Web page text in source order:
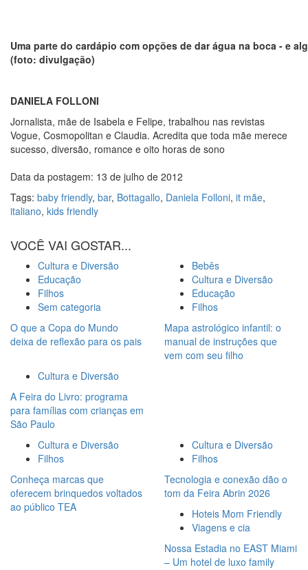
Uma parte do cardápio com opções de dar água na boca - e
(foto: divulgação)
DANIELA FOLLONI
Jornalista, mãe de Isabela e Felipe, trabalhou nas revistas
Vogue, Cosmopolitan e Claudia. Acredita que toda mãe merece
sucesso, diversão, romance e oito horas de sono
Data da postagem: 13 de julho de 2012
Tags: baby friendly, bar, Bottagallo, Daniela Folloni, it mãe,
italiano, kids friendly
VOCÊ VAI GOSTAR...
Cultura e Diversão
Educação
Filhos
Sem categoria
O que a Copa do Mundo
deixa de reflexão para os pais
Bebês
Cultura e Diversão
Educação
Filhos
Mapa astrológico infantil: o
manual de instruções que
vem com seu filho
Cultura e Diversão
A Feira do Livro: programa
para famílias com crianças em
São Paulo
Cultura e Diversão
Filhos
Conheça marcas que
oferecem brinquedos voltados
ao público TEA
Cultura e Diversão
Filhos
Tecnologia e conexão dão o
tom da Feira Abrin 2026
Hoteis Mom Friendly
Viagens e cia
Nossa Estadia no EAST Miami
– Um hotel de luxo family